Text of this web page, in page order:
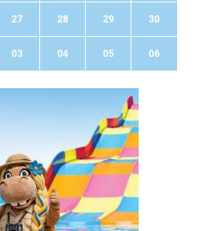
27 28 29 30
03 04 05 06